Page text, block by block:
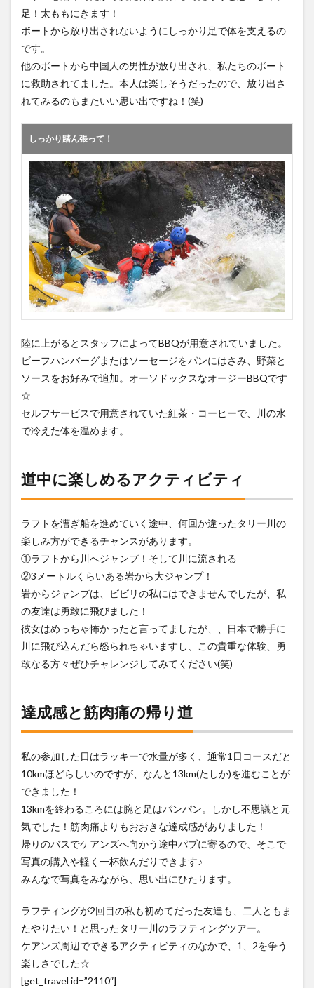
足！太ももにきます！
ボートから放り出されないようにしっかり足で体を支えるの
です。
他のボートから中国人の男性が放り出され、私たちのボート
に救助されてました。本人は楽しそうだったので、放り出さ
れてみるのもまたいい思い出ですね！(笑)
しっかり踏ん張って！
陸に上がるとスタッフによってBBQが用意されていました。
ビーフハンバーグまたはソーセージをパンにはさみ、野菜と
ソースをお好みで追加。オーソドックスなオージーBBQです
☆
セルフサービスで用意されていた紅茶・コーヒーで、川の水
で冷えた体を温めます。
道中に楽しめるアクティビティ
ラフトを漕ぎ船を進めていく途中、何回か違ったタリー川の
楽しみ方ができるチャンスがあります。
①ラフトから川へジャンプ！そして川に流される
②3メートルくらいある岩から大ジャンプ！
岩からジャンプは、ビビリの私にはできませんでしたが、私
の友達は勇敢に飛びました！
彼女はめっちゃ怖かったと言ってましたが、、日本で勝手に
川に飛び込んだら怒られちゃいますし、この貴重な体験、勇
敢なる方々ぜひチャレンジしてみてください(笑)
達成感と筋肉痛の帰り道
私の参加した日はラッキーで水量が多く、通常1日コースだと
10kmほどらしいのですが、なんと13km(たしか)を進むことが
できました！
13kmを終わるころには腕と足はパンパン。しかし不思議と元
気でした！筋肉痛よりもおおきな達成感がありました！
帰りのバスでケアンズへ向かう途中パブに寄るので、そこで
写真の購入や軽く一杯飲んだりできます♪
みんなで写真をみながら、思い出にひたります。
ラフティングが2回目の私も初めてだった友達も、二人ともま
たやりたい！と思ったタリー川のラフティングツアー。
ケアンズ周辺でできるアクティビティのなかで、1、2を争う
楽しさでした☆
[get_travel id=”2110″]